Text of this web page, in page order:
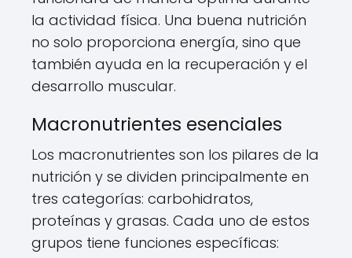
la actividad física. Una buena nutrición
no solo proporciona energía, sino que
también ayuda en la recuperación y el
desarrollo muscular.
Macronutrientes esenciales
Los macronutrientes son los pilares de la
nutrición y se dividen principalmente en
tres categorías: carbohidratos,
proteínas y grasas. Cada uno de estos
grupos tiene funciones específicas: